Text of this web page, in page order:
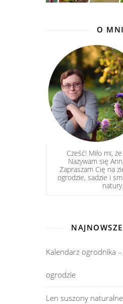
O
Cześć! Miło mi,
Nazywam się
Zapraszam Cię na
ogrodzie, sadzie i
natury.
Kalendarz ogrodnika
ogrodzie
Len suszony